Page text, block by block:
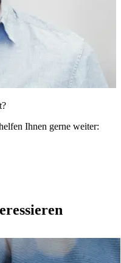
Ihnen gerne weiter: